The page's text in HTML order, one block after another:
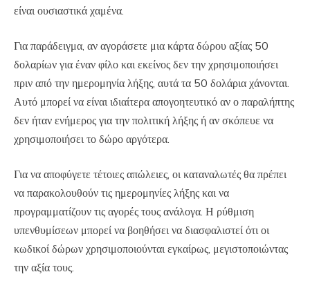
είναι ουσιαστικά χαμένα.
Για παράδειγμα, αν αγοράσετε μια κάρτα δώρου αξίας 50
δολαρίων για έναν φίλο και εκείνος δεν την χρησιμοποιήσει
πριν από την ημερομηνία λήξης, αυτά τα 50 δολάρια χάνονται.
Αυτό μπορεί να είναι ιδιαίτερα απογοητευτικό αν ο παραλήπτης
δεν ήταν ενήμερος για την πολιτική λήξης ή αν σκόπευε να
χρησιμοποιήσει το δώρο αργότερα.
Για να αποφύγετε τέτοιες απώλειες, οι καταναλωτές θα πρέπει
να παρακολουθούν τις ημερομηνίες λήξης και να
προγραμματίζουν τις αγορές τους ανάλογα. Η ρύθμιση
υπενθυμίσεων μπορεί να βοηθήσει να διασφαλιστεί ότι οι
κωδικοί δώρων χρησιμοποιούνται εγκαίρως, μεγιστοποιώντας
την αξία τους.